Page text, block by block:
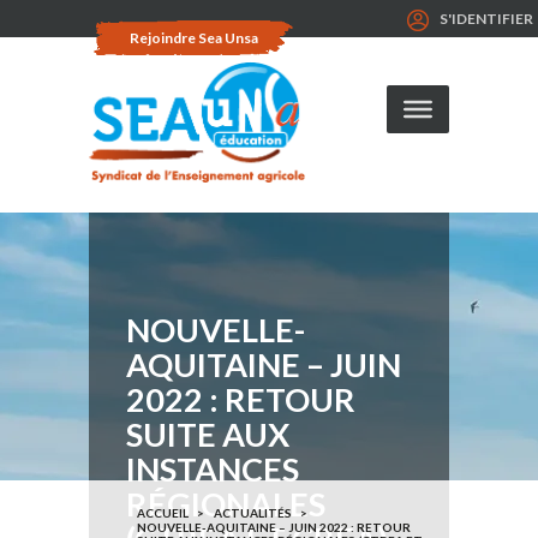
Rejoindre Sea Unsa
S'IDENTIFIER
NOUVELLE-
AQUITAINE – JUIN
2022 : RETOUR
SUITE AUX
INSTANCES
RÉGIONALES
ACCUEIL
ACTUALITÉS
NOUVELLE-AQUITAINE – JUIN 2022 : RETOUR